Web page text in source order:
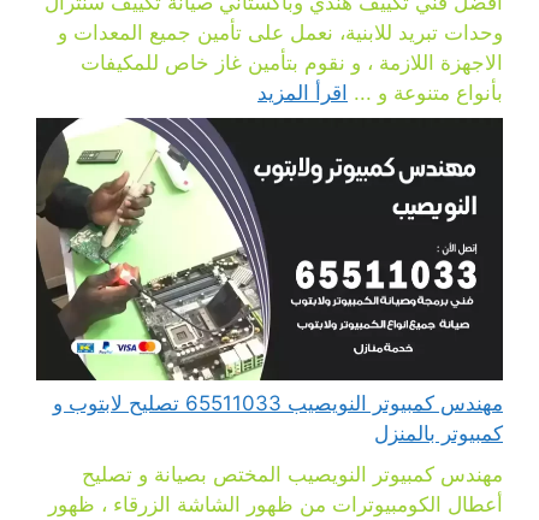
وحدات تبريد للابنية، نعمل على تأمين جميع المعدات و
الاجهزة اللازمة ، و نقوم بتأمين غاز خاص للمكيفات
بأنواع متنوعة و ... اقرأ المزيد
مهندس كمبيوتر النويصيب 65511033 تصليح لابتوب و
كمبيوتر بالمنزل
مهندس كمبيوتر النويصيب المختص بصيانة و تصليح
أعطال الكومبيوترات من ظهور الشاشة الزرقاء ، ظهور